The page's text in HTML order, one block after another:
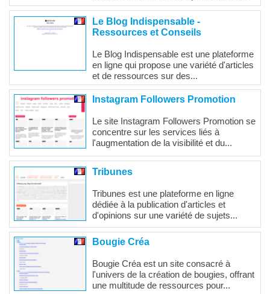
Le Blog Indispensable -
Ressources et Conseils
Le Blog Indispensable est une plateforme
en ligne qui propose une variété d'articles
et de ressources sur des...
Instagram Followers Promotion
Le site Instagram Followers Promotion se
concentre sur les services liés à
l'augmentation de la visibilité et du...
Tribunes
Tribunes est une plateforme en ligne
dédiée à la publication d'articles et
d'opinions sur une variété de sujets...
Bougie Créa
Bougie Créa est un site consacré à
l'univers de la création de bougies, offrant
une multitude de ressources pour...